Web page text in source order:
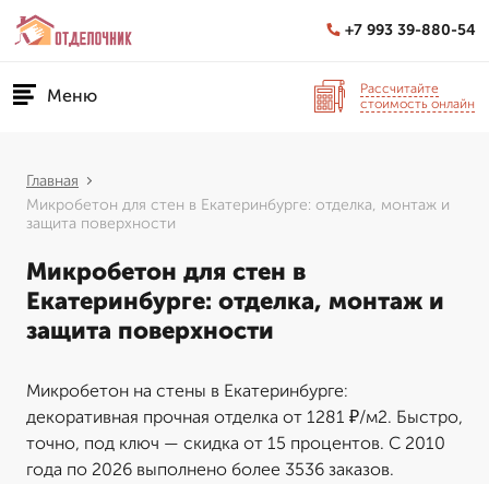
+7 993 39-880-54
Меню
Рассчитайте
стоимость онлайн
Главная
Микробетон для стен в Екатеринбурге: отделка, монтаж и
защита поверхности
Микробетон для стен в
Екатеринбурге: отделка, монтаж и
защита поверхности
Микробетон на стены в Екатеринбурге:
декоративная прочная отделка от 1281 ₽/м2. Быстро,
точно, под ключ — скидка от 15 процентов. С 2010
года по 2026 выполнено более 3536 заказов.